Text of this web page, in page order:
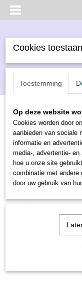
Inloggen Registreren
Home>Borduren>DMC
Cookies
Toestemming
Op deze website
Cookies worden door
aanbieden van sociale
informatie en
media-, advertentie-
hoe u onze site
combinatie met andere
door uw gebruik van